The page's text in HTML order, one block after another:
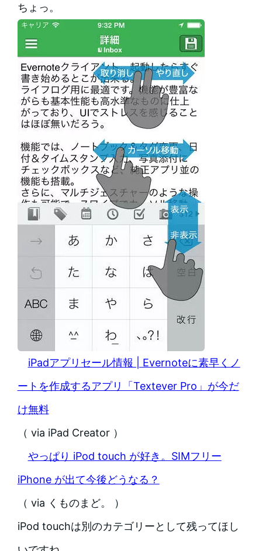
ちょっ。
iPadアプリセール情報 | Evernoteに素早くノ
ートを作成するアプリ「Textever Pro」が今だ
け無料
（ via iPad Creator ）
やっぱり iPod touch が好き。SIMフリー
iPhone が出て今後どうなる？
（ via くものまど。 ）
iPod touchは別のカテゴリーとして残ってほし